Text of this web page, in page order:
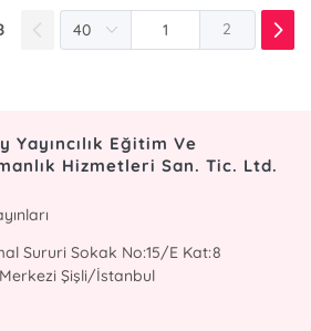
2
Yayıncılık Eğitim Ve
Hizmetleri San. Tic. Ltd.
Sururi Sokak No:15/E Kat:8
Şişli/İstanbul